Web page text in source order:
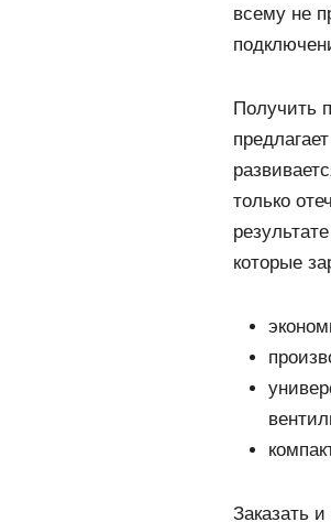
всему не
Получить
только
которые
Заказать